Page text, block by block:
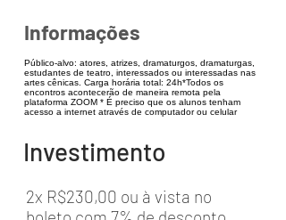
Informações
Público-alvo: atores, atrizes, dramaturgos, dramaturgas,
estudantes de teatro, interessados ou interessadas nas
artes cênicas. Carga horária total: 24h ​ *Todos os
encontros acontecerão de maneira remota pela
plataforma ZOOM * É preciso que os alunos tenham
acesso a internet através de computador ou celular
Investimento
2x R$230,00 ou à vista no